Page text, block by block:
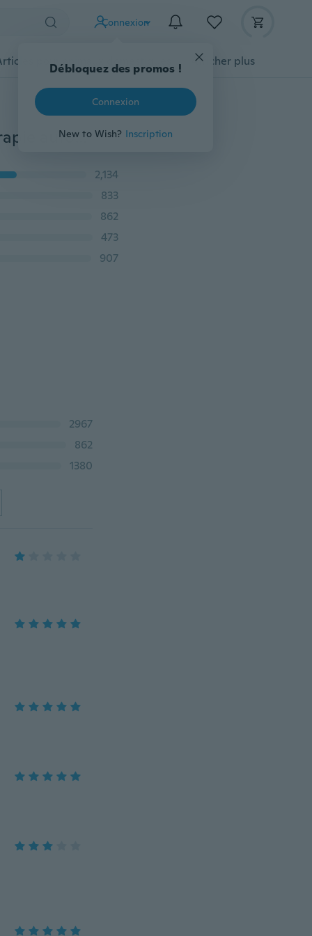
Connexion
Débloquez des promos !
Connexion
New to Wish? Inscription
pour animaux domestiques Afficher plus
Ceinture de Tourmaline magnétique protège-cou thérapie auto-échauffante orthèse de soutien collier enveloppant Protection vertèbre soulagement de la douleur Massage
2,134
833
862
473
907
2967
862
1380